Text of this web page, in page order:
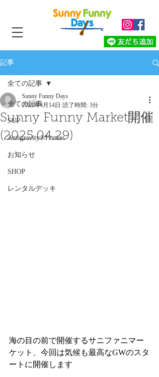
記事
全ての記事
SUP
Antigravity®︎Fitness
お知らせ
SHOP
レンタルデッキ
全ての記事
Sunny Funny Market開催
(2025.04.29)
Sunny Funny Days
2025年4月14日 読了時間: 3分
海の目の前で開催するサニファニマー
ケット、今回は気候も最高なGWのスタ
ートに開催します